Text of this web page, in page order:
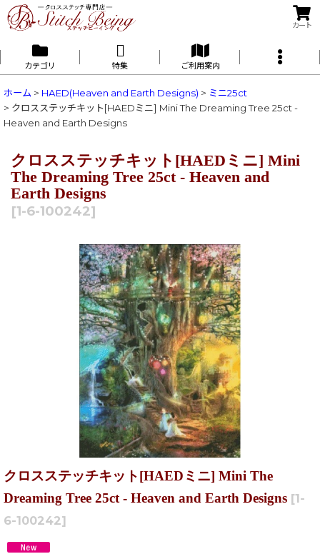
カート
カテゴリ 特集 ご利用案内
ホーム > HAED(Heaven and Earth Designs) > ミニ25ct
> クロスステッチキット[HAEDミニ] Mini The Dreaming Tree 25ct -
Heaven and Earth Designs
クロスステッチキット[HAEDミニ] Mini
The Dreaming Tree 25ct - Heaven and
Earth Designs
[1-6-100242]
クロスステッチキット[HAEDミニ] Mini The
Dreaming Tree 25ct - Heaven and Earth Designs [1-
6-100242]